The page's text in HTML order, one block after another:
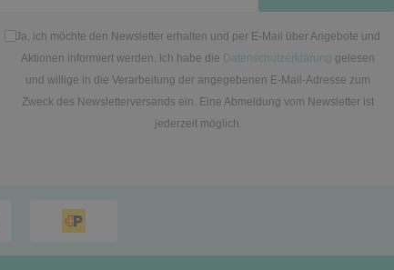
Ja, ich möchte den Newsletter erhalten und per E-Mail über Angebote und
Aktionen informiert werden. Ich habe die Datenschutzerklärung gelesen
und willige in die Verarbeitung der angegebenen E-Mail-Adresse zum
Zweck des Newsletterversands ein. Eine Abmeldung vom Newsletter ist
jederzeit möglich.